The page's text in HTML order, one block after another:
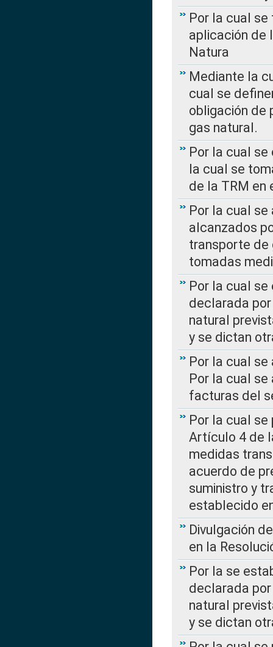
Por la cual
aplicación de
Natura
Mediante la
cual se
obligación de
gas natural.
Por la cual se
la cual se
de la TRM en
Por la cual
alcanzados
transporte de
tomadas
Por la cual
declarada
natural
y se dictan
Por la cual se
Por la cual
facturas del
Por la cual
Artículo 4 de
medidas
acuerdo de
suministro y
establecido
Divulgación
en la
Por la se
declarada
natural
y se dictan